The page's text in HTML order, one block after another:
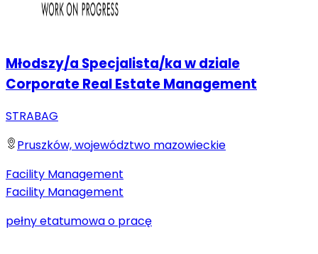
Młodszy/a Specjalista/ka w dziale
Corporate Real Estate Management
STRABAG
Pruszków, województwo mazowieckie
Facility Management
Facility Management
pełny etatumowa o pracę